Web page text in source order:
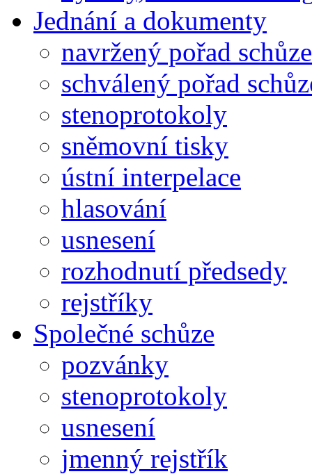
Jednání a dokumenty
navržený pořad schůze
schválený pořad
stenoprotokoly
sněmovní tisky
ústní interpelace
hlasování
usnesení
rozhodnutí předsedy
rejstříky
Společné schůze
pozvánky
stenoprotokoly
usnesení
jmenný rejstřík